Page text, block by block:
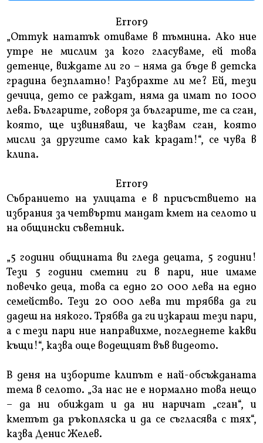
Error9
„Оттук нататък отиваме в тъмнина. Ако ние
утре не мислим за кого гласуваме, ей това
детенце, виждате ли го – няма да бъде в детска
градина безплатно! Разбрахте ли ме? Ей, тези
дечица, дето се раждат, няма да имат по 1000
лева. Българите, говоря за българите, те са сган,
която, ще извиняваш, че казвам сган, която
мисли за другите само как крадат!“, се чува в
клипа.
Error9
Събранието на улицата е в присъствието на
избрания за четвърти мандат кмет на селото и
на общински съветник.
„5 години общината ви гледа децата, 5 години!
Тези 5 години сметни ги в пари, ние имаме
повечко деца, това са едно 20 000 лева на едно
семейство. Тези 20 000 лева ти трябва да ги
дадеш на някого. Трябва да ги изкараш тези пари,
а с тези пари ние направихме, погледнете какви
къщи!“, казва още водещият във видеото.
В деня на изборите клипът е най-обсъжданата
тема в селото. „За нас не е нормално това нещо
– да ни обиждат и да ни наричат „сган“, и
кметът да ръкопляска и да се съгласява с тях“,
казва Денис Желев.